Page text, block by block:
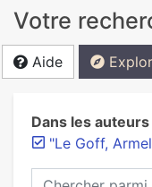
Votre
Aide
Dans les
"Le Goff,
Chercher parmi